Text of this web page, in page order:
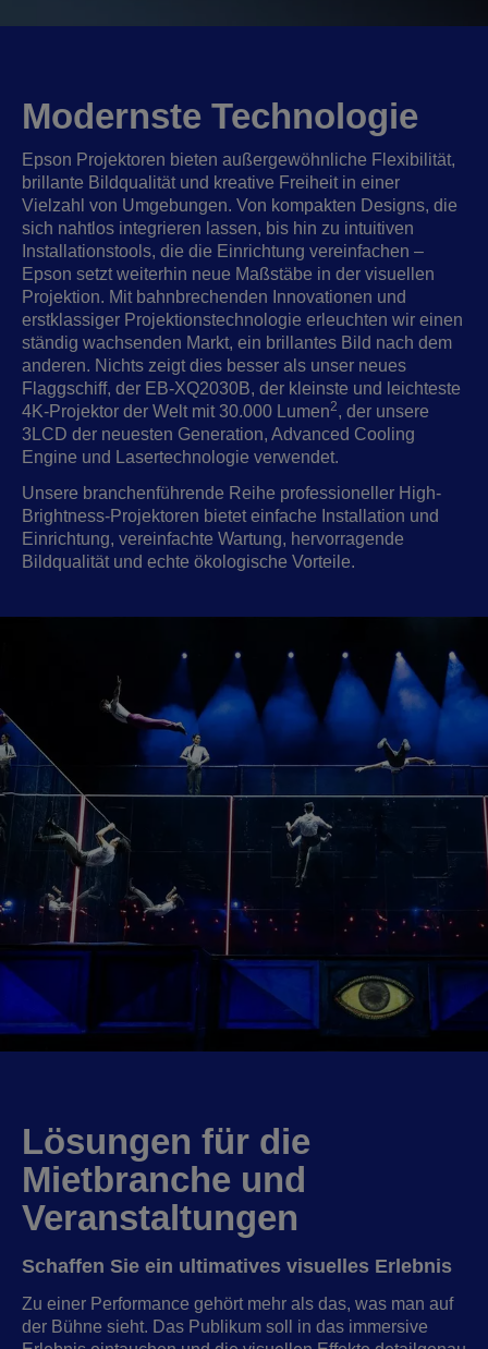
Modernste Technologie
Epson Projektoren bieten außergewöhnliche Flexibilität,
brillante Bildqualität und kreative Freiheit in einer
Vielzahl von Umgebungen. Von kompakten Designs, die
sich nahtlos integrieren lassen, bis hin zu intuitiven
Installationstools, die die Einrichtung vereinfachen –
Epson setzt weiterhin neue Maßstäbe in der visuellen
Projektion. Mit bahnbrechenden Innovationen und
erstklassiger Projektionstechnologie erleuchten wir einen
ständig wachsenden Markt, ein brillantes Bild nach dem
anderen. Nichts zeigt dies besser als unser neues
Flaggschiff, der EB-XQ2030B, der kleinste und leichteste
4K-Projektor der Welt mit 30.000 Lumen2, der unsere
3LCD der neuesten Generation, Advanced Cooling
Engine und Lasertechnologie verwendet.
Unsere branchenführende Reihe professioneller High-
Brightness-Projektoren bietet einfache Installation und
Einrichtung, vereinfachte Wartung, hervorragende
Bildqualität und echte ökologische Vorteile.
Lösungen für die
Mietbranche und
Veranstaltungen
Schaffen Sie ein ultimatives visuelles Erlebnis
Zu einer Performance gehört mehr als das, was man auf
der Bühne sieht. Das Publikum soll in das immersive